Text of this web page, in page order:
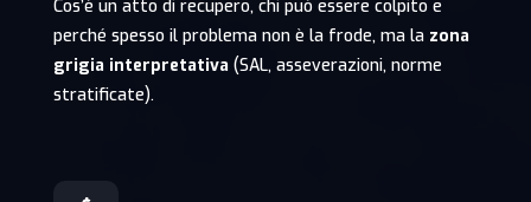
Cos’è un atto di recupero, chi può essere colpito e
perché spesso il problema non è la frode, ma la zona
grigia interpretativa (SAL, asseverazioni, norme
stratificate).